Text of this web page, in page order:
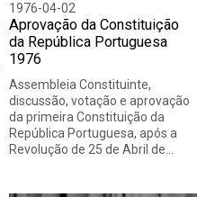
1976-04-02
Aprovação da Constituição
da República Portuguesa
1976
Assembleia Constituinte,
discussão, votação e aprovação
da primeira Constituição da
República Portuguesa, após a
Revolução de 25 de Abril de…